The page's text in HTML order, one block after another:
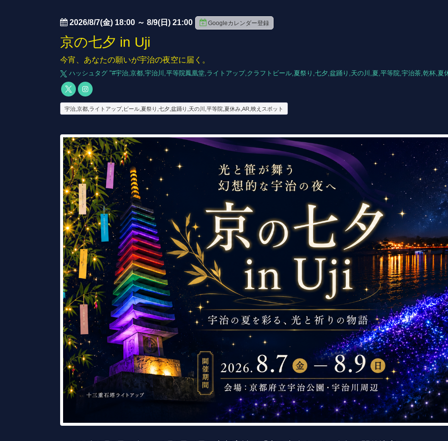
2026/8/7(金) 18:00 ～ 8/9(日) 21:00 Googleカレンダー登録
京の七夕 in Uji
今宵、あなたの願いが宇治の夜空に届く。
ハッシュタグ "#宇治,京都,宇治川,平等院鳳凰堂,ライトアップ,クラフトビール,夏祭り,七夕,盆踊り,天の川,夏,平等院,宇治茶,乾杯,
宇治,京都,ライトアップ,ビール,夏祭り,七夕,盆踊り,天の川,平等院,夏休み,AR,映えスポット